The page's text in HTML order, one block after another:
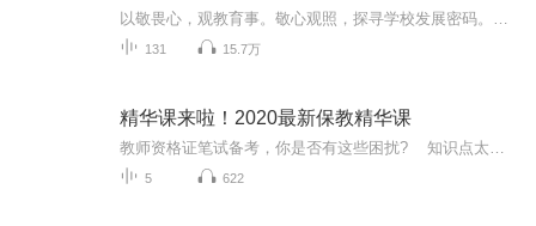
131 15.7万
精华课来啦！2020最新保教精华课
5 622